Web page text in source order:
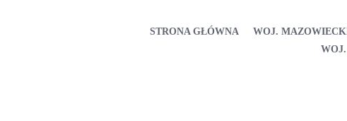
STRONA GŁÓWNA WOJ.